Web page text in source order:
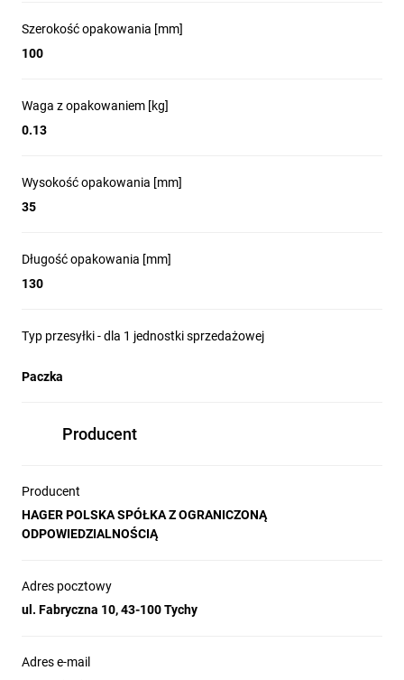
Szerokość opakowania [mm]
100
Waga z opakowaniem [kg]
0.13
Wysokość opakowania [mm]
35
Długość opakowania [mm]
130
Typ przesyłki - dla 1 jednostki sprzedażowej
Paczka
Producent
Producent
HAGER POLSKA SPÓŁKA Z OGRANICZONĄ
ODPOWIEDZIALNOŚCIĄ
Adres pocztowy
ul. Fabryczna 10, 43-100 Tychy
Adres e-mail